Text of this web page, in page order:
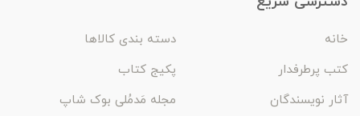
خانه
دسته بندی کالاها
کتب پرطرفدار
پکیج کتاب
آثار نویسندگان
مجله مَدمُلی بوک شاپ